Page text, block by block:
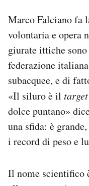
Marco Falciano fa
volontaria e opera
giurate ittiche
federazione
subacquee, e di
«Il siluro è il target
dolce puntano»
una sfida: è
i record di peso e
Il nome scientifico